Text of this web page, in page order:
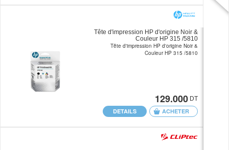
Tête d'impression HP d'origine Noir &
Couleur HP 315 /5810
Tête d'impression HP d'origine Noir &
Couleur HP 315 /5810
129.000 DT
ACHETER
DETAILS